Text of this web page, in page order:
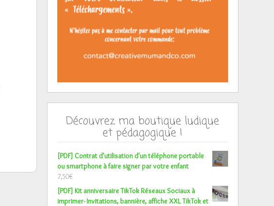
Découvrez ma boutique ludique
et pédagogique !
[PDF] Contrat d'utilisation d'un téléphone portable
ou smartphone à faire signer par votre enfant
7,50€
[PDF] Kit anniversaire TikTok Réseaux Sociaux à
imprimer- Invitations, bannière, affiche XXL TikTok et